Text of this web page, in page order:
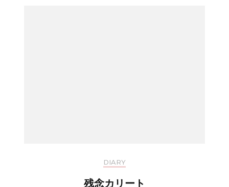
DIARY
残念カリート